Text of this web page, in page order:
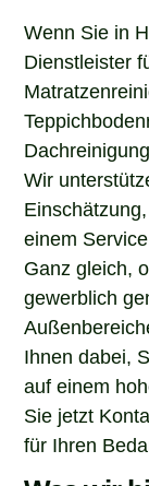
Wenn Sie in
Dienstleister
Wir
einem
Ganz gleich,
gewerblich
Ihnen dabei,
auf einem
Sie jetzt
für Ihren